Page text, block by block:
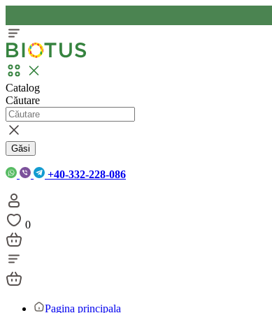
Catalog
Căutare
Găsi
+40-332-228-086
0
Pagina principala